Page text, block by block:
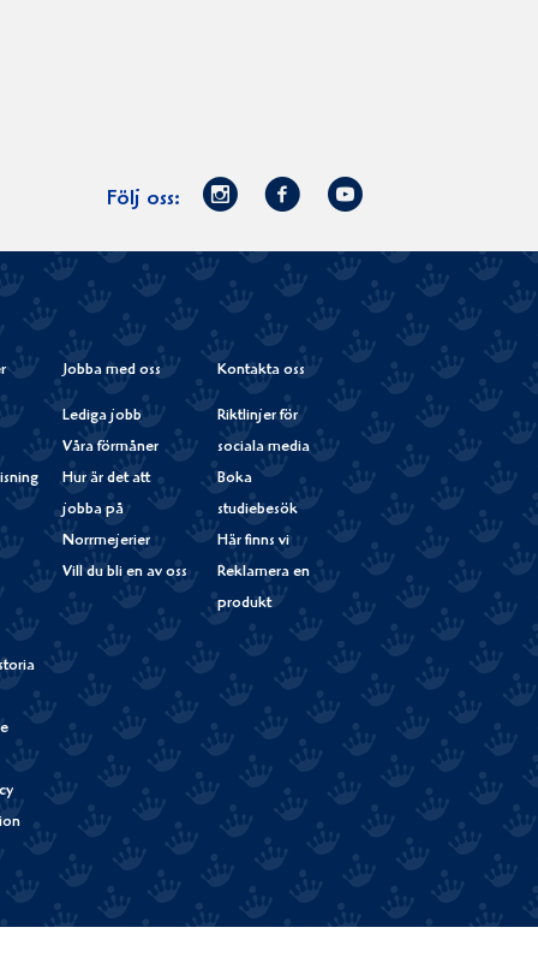
Följ oss:
Norrmejerier
Instagram
Facebook
Youtube
Jobba med oss
Lediga jobb
Våra förmåner
Hur är det att
jobba på
Norrmejerier
Vill du bli en av oss
Kontakta oss
Riktlinjer för
sociala media
Boka
studiebesök
Här finns vi
Reklamera en
produkt